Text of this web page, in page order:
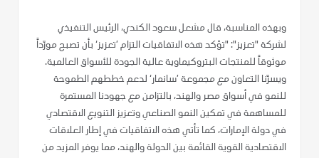
وبهذه المناسبة، قال مشعل سعود الكندي، الرئيس التنفيذي
لشركة "تعزيز": "تؤكد هذه الاتفاقيات التزام ’تعزيز‘ بأن تصبح مورّداً
موثوقاً للمنتجات البتروكيماوية عالية الجودة للأسواق العالمية.
ويسرّنا التعاون مع مجموعة ’سانمار‘ لدعم خططهم الطموحة
للنمو في أسواق مصر والهند، بالتزامن مع جهودنا المستمرة
للمساهمة في تمكين النمو الصناعي وتعزيز التنويع الاقتصادي
في دولة الإمارات، كما تأتي هذه الاتفاقيات في إطار العلاقات
الاقتصادية القوية القائمة بين الدولة والهند، مما يوفر المزيد من